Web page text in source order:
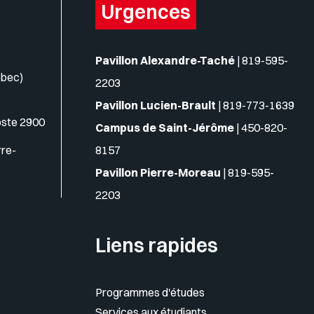
2900
Urgences
Pavillon Alexandre-Taché |819-595-
2203
Pavillon Lucien-Brault |819-773-1639
Campus de Saint-Jérôme |450-820-
8157
Pavillon Pierre-Moreau |819-595-
2203
Liens rapides
Programmes d'études